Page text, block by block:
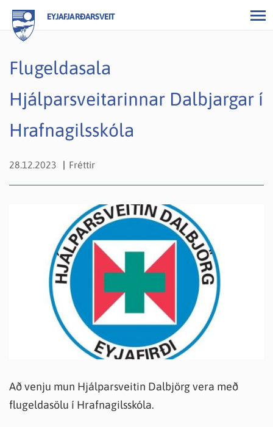
EYJAFJARÐARSVEIT
Flugeldasala
Hjálparsveitarinnar Dalbjargar í
Hrafnagilsskóla
28.12.2023 Fréttir
Að venju mun Hjálparsveitin Dalbjörg vera með
flugeldasölu í Hrafnagilsskóla.